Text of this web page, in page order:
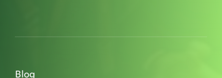
Blog